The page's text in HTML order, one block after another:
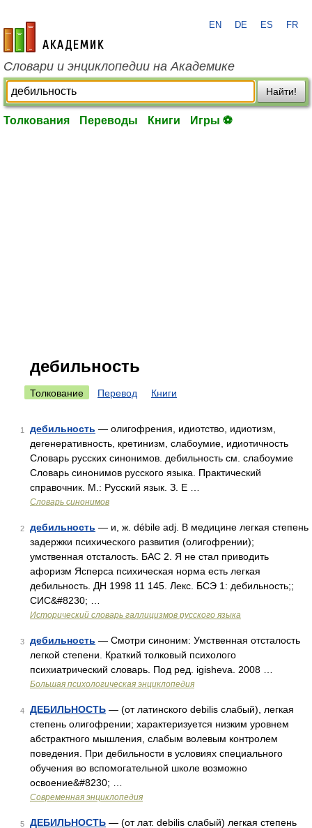
academic.ru
EN DE ES FR
Словари и энциклопедии на Академике
Найти!
Толкования Переводы Книги Игры ⚽
дебильность
Толкование Перевод Книги
1 дебильность — олигофрения, идиотство, идиотизм,
дегенеративность, кретинизм, слабоумие, идиотичность
Словарь русских синонимов. дебильность см. слабоумие
Словарь синонимов русского языка. Практический
справочник. М.: Русский язык. З. Е …
Словарь синонимов
2 дебильность — и, ж. débile adj. В медицине легкая степень
задержки психического развития (олигофрении);
умственная отсталость. БАС 2. Я не стал приводить
афоризм Ясперса психическая норма есть легкая
дебильность. ДН 1998 11 145. Лекс. БСЭ 1: дебильность;;
СИС&#8230; …
Исторический словарь галлицизмов русского языка
3 дебильность — Смотри синоним: Умственная отсталость
легкой степени. Краткий толковый психолого
психиатрический словарь. Под ред. igisheva. 2008 …
Большая психологическая энциклопедия
4 ДЕБИЛЬНОСТЬ — (от латинского debilis слабый), легкая
степень олигофрении; характеризуется низким уровнем
абстрактного мышления, слабым волевым контролем
поведения. При дебильности в условиях специального
обучения во вспомогательной школе возможно
освоение&#8230; …
Современная энциклопедия
5 ДЕБИЛЬНОСТЬ — (от лат. debilis слабый) легкая степень